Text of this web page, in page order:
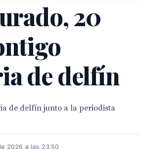
20
de delfín
de delfín junto a la periodista
2026 a las 23:50